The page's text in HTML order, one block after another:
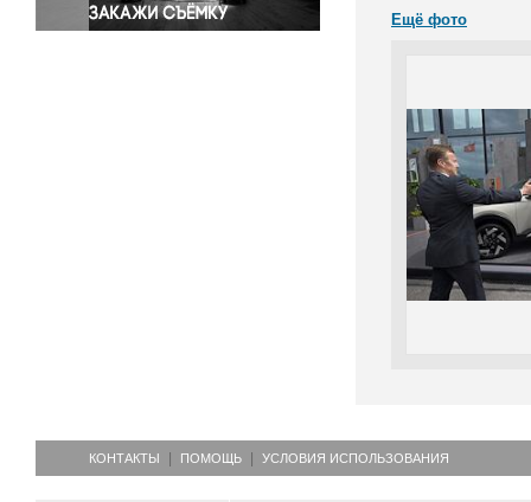
Ещё фото
КОНТАКТЫ ПОМОЩЬ УСЛОВИЯ ИСПОЛЬЗОВАНИЯ